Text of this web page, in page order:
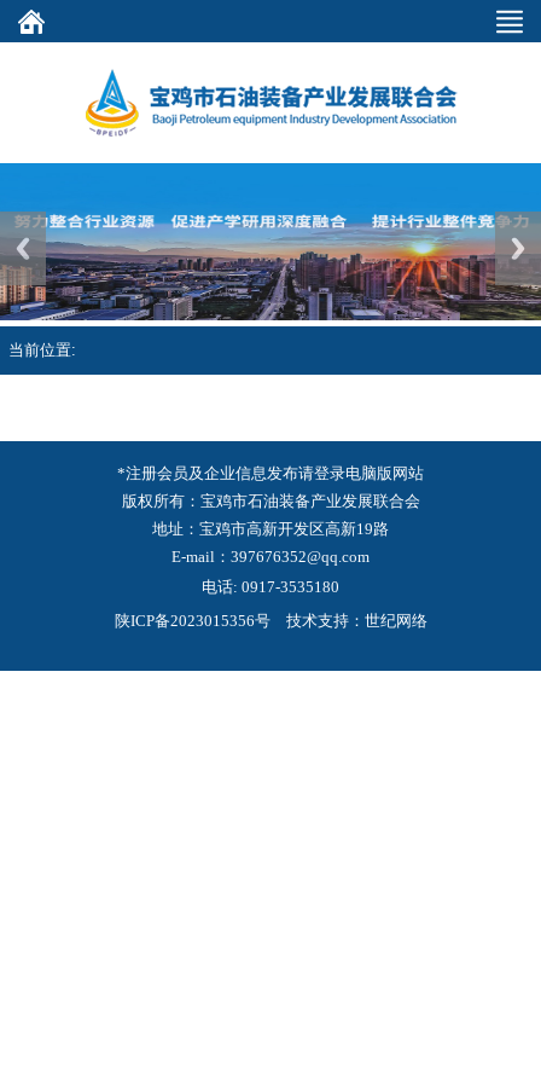
Previous Next
当前位置:
*注册会员及企业信息发布请登录电脑版网站
版权所有：宝鸡市石油装备产业发展联合会
地址：宝鸡市高新开发区高新19路
E-mail：397676352@qq.com
电话: 0917-3535180
陕ICP备2023015356号技术支持：世纪网络